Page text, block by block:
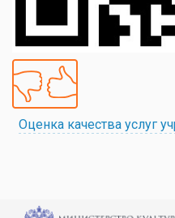
Оценка качества услуг